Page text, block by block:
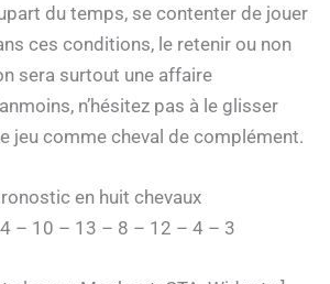
du temps, se contenter de jouer
ces conditions, le retenir ou non
sera surtout une affaire
n’hésitez pas à le glisser
jeu comme cheval de complément.
en huit chevaux
– 10 – 13 – 8 – 12 – 4 – 3